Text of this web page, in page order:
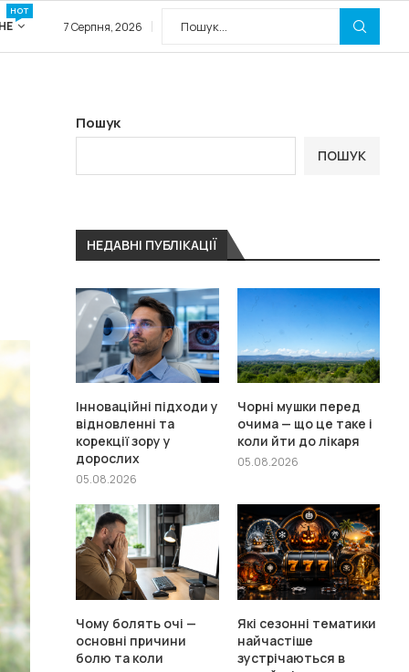
HOT
7 Серпня, 2026
Пошук
ПОШУК
НЕДАВНІ ПУБЛІКАЦІЇ
Інноваційні підходи у
відновленні та
корекції зору у
дорослих
05.08.2026
Чорні мушки перед
очима — що це таке і
коли йти до лікаря
05.08.2026
Чому болять очі —
основні причини
болю та коли
Які сезонні тематики
найчастіше
зустрічаються в